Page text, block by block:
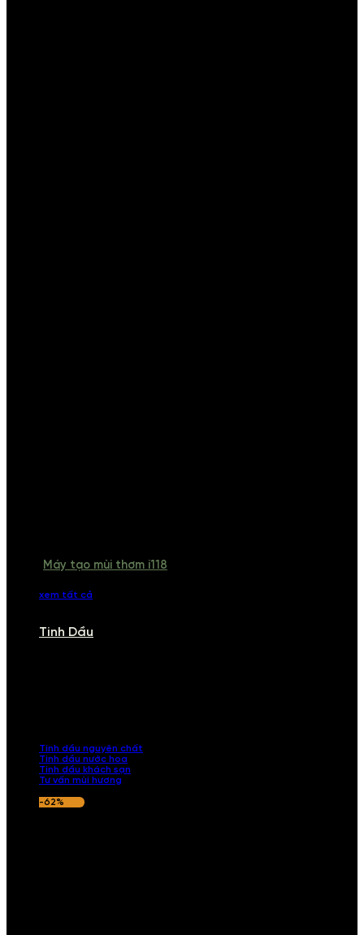
Máy tạo mùi thơm i118
xem tất cả
Tinh Dầu
Tinh dầu nguyên chất
Tinh dầu nước hoa
Tinh dầu khách sạn
Tư vấn mùi hương
-62%